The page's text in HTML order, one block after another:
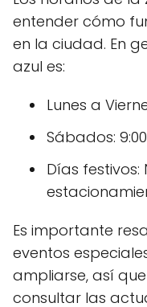
entender cómo
en la ciudad. En
azul es:
Lunes a
Sábados:
Días
Es importante
eventos
ampliarse, así
consultar las